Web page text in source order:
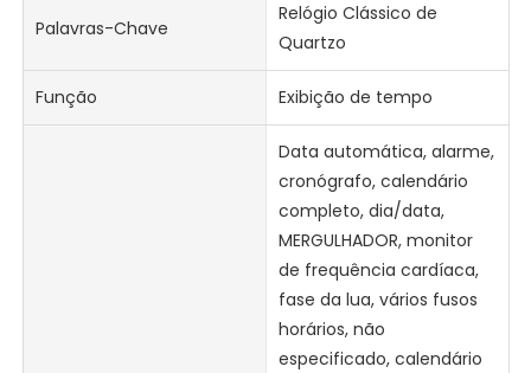
Palavras-Chave
Relógio Clássico de
Quartzo
Função Exibição de tempo
Data automática, alarme,
cronógrafo, calendário
completo, dia/data,
MERGULHADOR, monitor
de frequência cardíaca,
fase da lua, vários fusos
horários, não
especificado, calendário